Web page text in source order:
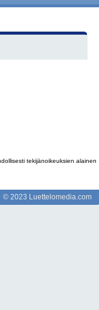
tekijänoikeuksien alainen
© 2023 Luettelomedia.com